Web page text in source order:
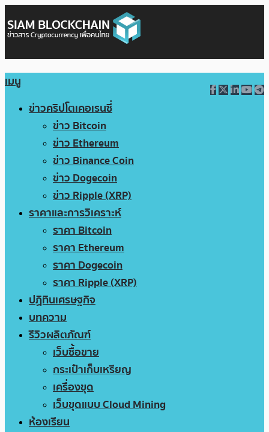
เมนู
ข่าวคริปโตเคอเรนซี่
ข่าว Bitcoin
ข่าว Ethereum
ข่าว Binance Coin
ข่าว Dogecoin
ข่าว Ripple (XRP)
ราคาและการวิเคราะห์
ราคา Bitcoin
ราคา Ethereum
ราคา Dogecoin
ราคา Ripple (XRP)
ปฏิทินเศรษฐกิจ
บทความ
รีวิวผลิตภัณฑ์
เว็บซื้อขาย
กระเป๋าเก็บเหรียญ
เครื่องขุด
เว็บขุดแบบ Cloud Mining
ห้องเรียน